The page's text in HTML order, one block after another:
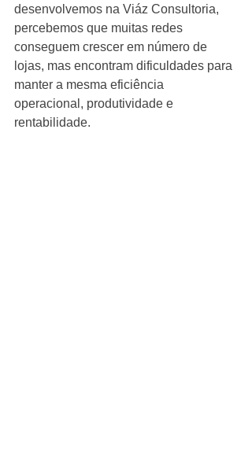
desenvolvemos na Viáz Consultoria,
percebemos que muitas redes
conseguem crescer em número de
lojas, mas encontram dificuldades para
manter a mesma eficiência
operacional, produtividade e
rentabilidade.